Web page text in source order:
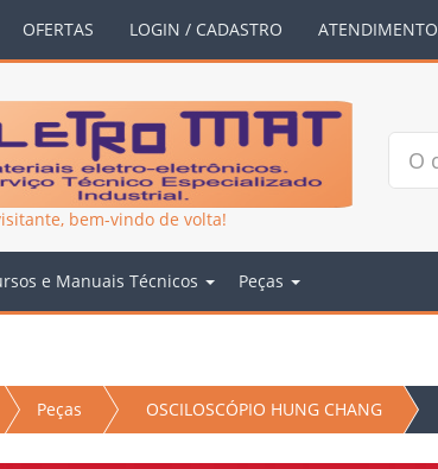
OFERTAS LOGIN / CADASTRO ATENDIMENTO
bem-vindo de volta!
e Manuais Técnicos Peças
Peças OSCILOSCÓPIO HUNG CHANG